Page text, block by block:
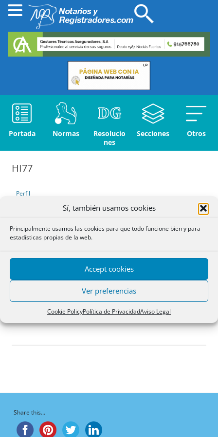
Sí, también usamos cookies
Principalmente usamos las cookies para que todo funcione bien y para
estadísticas propias de la web.
Accept cookies
Ver preferencias
Cookie PolicyPolítica de PrivacidadAviso Legal
Portada Normas
Resolucio
nes
Secciones Otros
HI77
Perfil
Debates iniciados
Respuestas creadas
Participaciones
Favoritos
Respuestas de foro
creadas
¡Vaya, no hay respuestas aquí!
Share this...